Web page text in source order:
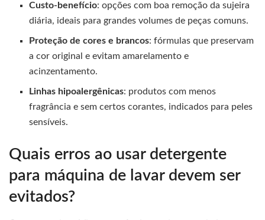
Custo-benefício: opções com boa remoção da sujeira
diária, ideais para grandes volumes de peças comuns.
Proteção de cores e brancos: fórmulas que preservam
a cor original e evitam amarelamento e
acinzentamento.
Linhas hipoalergênicas: produtos com menos
fragrância e sem certos corantes, indicados para peles
sensíveis.
Quais erros ao usar detergente
para máquina de lavar devem ser
evitados?